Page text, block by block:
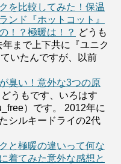
を比較してみた！保温
ンド『ホットコット』
！？極暖は！？ どうも
まで上下共に『ユニク
いたんですが、以前
臭い！意外な3つの原
どうもです、いろはす
）です。 2012年に
シルキードライの2代
と極暖の違いって何な
着てみた意外な感想と